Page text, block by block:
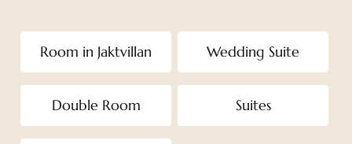
Room in Jaktvillan Wedding Suite
Double Room Suites